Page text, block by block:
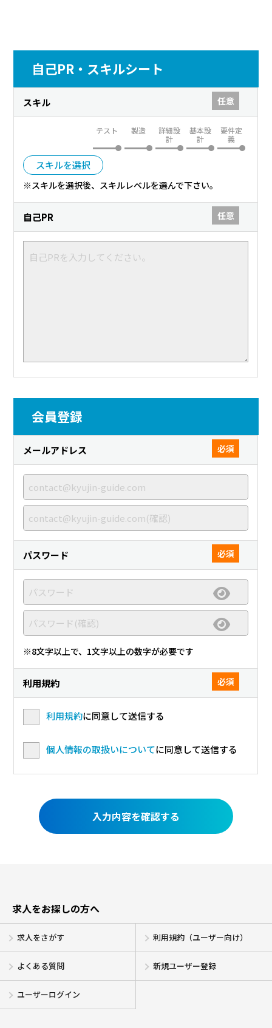
自己PR・スキルシート
スキル 任意
テスト 製造
詳細設
計
基本設
計
要件定
義
スキルを選択
※スキルを選択後、スキルレベルを選んで下さい。
自己PR 任意
会員登録
メールアドレス 必須
パスワード 必須
※8文字以上で、1文字以上の数字が必要です
利用規約 必須
利用規約に同意して送信する
個人情報の取扱いについてに同意して送信する
求人をお探しの方へ
求人をさがす 利用規約（ユーザー向け）
よくある質問 新規ユーザー登録
ユーザーログイン